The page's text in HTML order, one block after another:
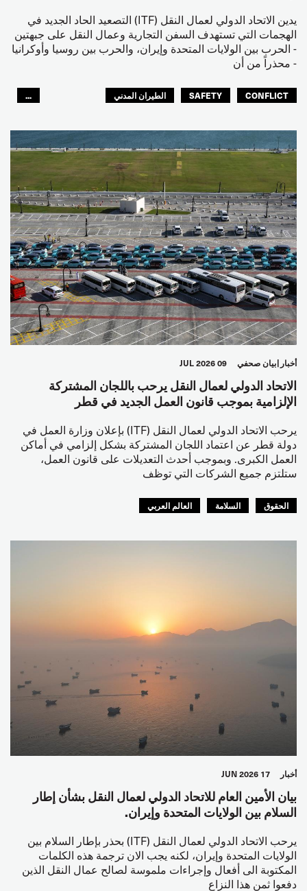
يدين الاتحاد الدولي لعمال النقل (ITF) التصعيد الحاد الجديد في
الهجمات التي تستهدف السفن التجارية وعمال النقل على جبهتين
- الحرب بين الولايات المتحدة وإيران، والحرب بين روسيا وأوكرانيا
- محذراً من أن
CONFLICT
SAFETY
الطيران المدني
...
أخبار بيان صحفي 09 JUL 2026
الاتحاد الدولي لعمال النقل يرحب باللجان المشتركة
الإلزامية بموجب قانون العمل الجديد في قطر
يرحب الاتحاد الدولي لعمال النقل (ITF) بإعلان وزارة العمل في
دولة قطر عن اعتماد اللجان المشتركة بشكل إلزامي في أماكن
العمل الكبرى. وبموجب أحدث التعديلات على قانون العمل،
ستلتزم جميع الشركات التي توظف
الحقوق السلامة العالم العربي
أخبار 17 JUN 2026
بيان الأمين العام للاتحاد الدولي لعمال النقل بشأن إطار
السلام بين الولايات المتحدة وإيران.
يرحب الاتحاد الدولي لعمال النقل (ITF) بحذر بإطار السلام بين
الولايات المتحدة وإيران، لكنه يجب الان ترجمة هذه الكلمات
المكتوبة الى أفعال وإجراءات ملموسة لصالح عمال النقل الذين
دفعوا ثمن هذا النزاع